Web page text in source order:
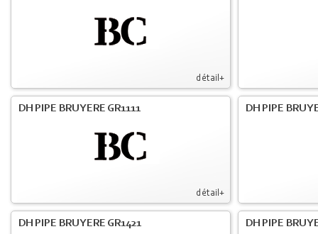
détail+
détail+
DH PIPE BRUYERE GR1111 DH PIPE
DH PIPE BRUYERE GR1421 DH PIPE